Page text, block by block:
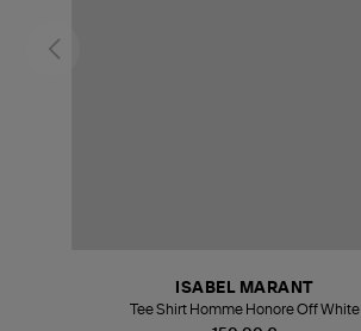
ISABEL MARANT
Tee Shirt Homme Honore Off White